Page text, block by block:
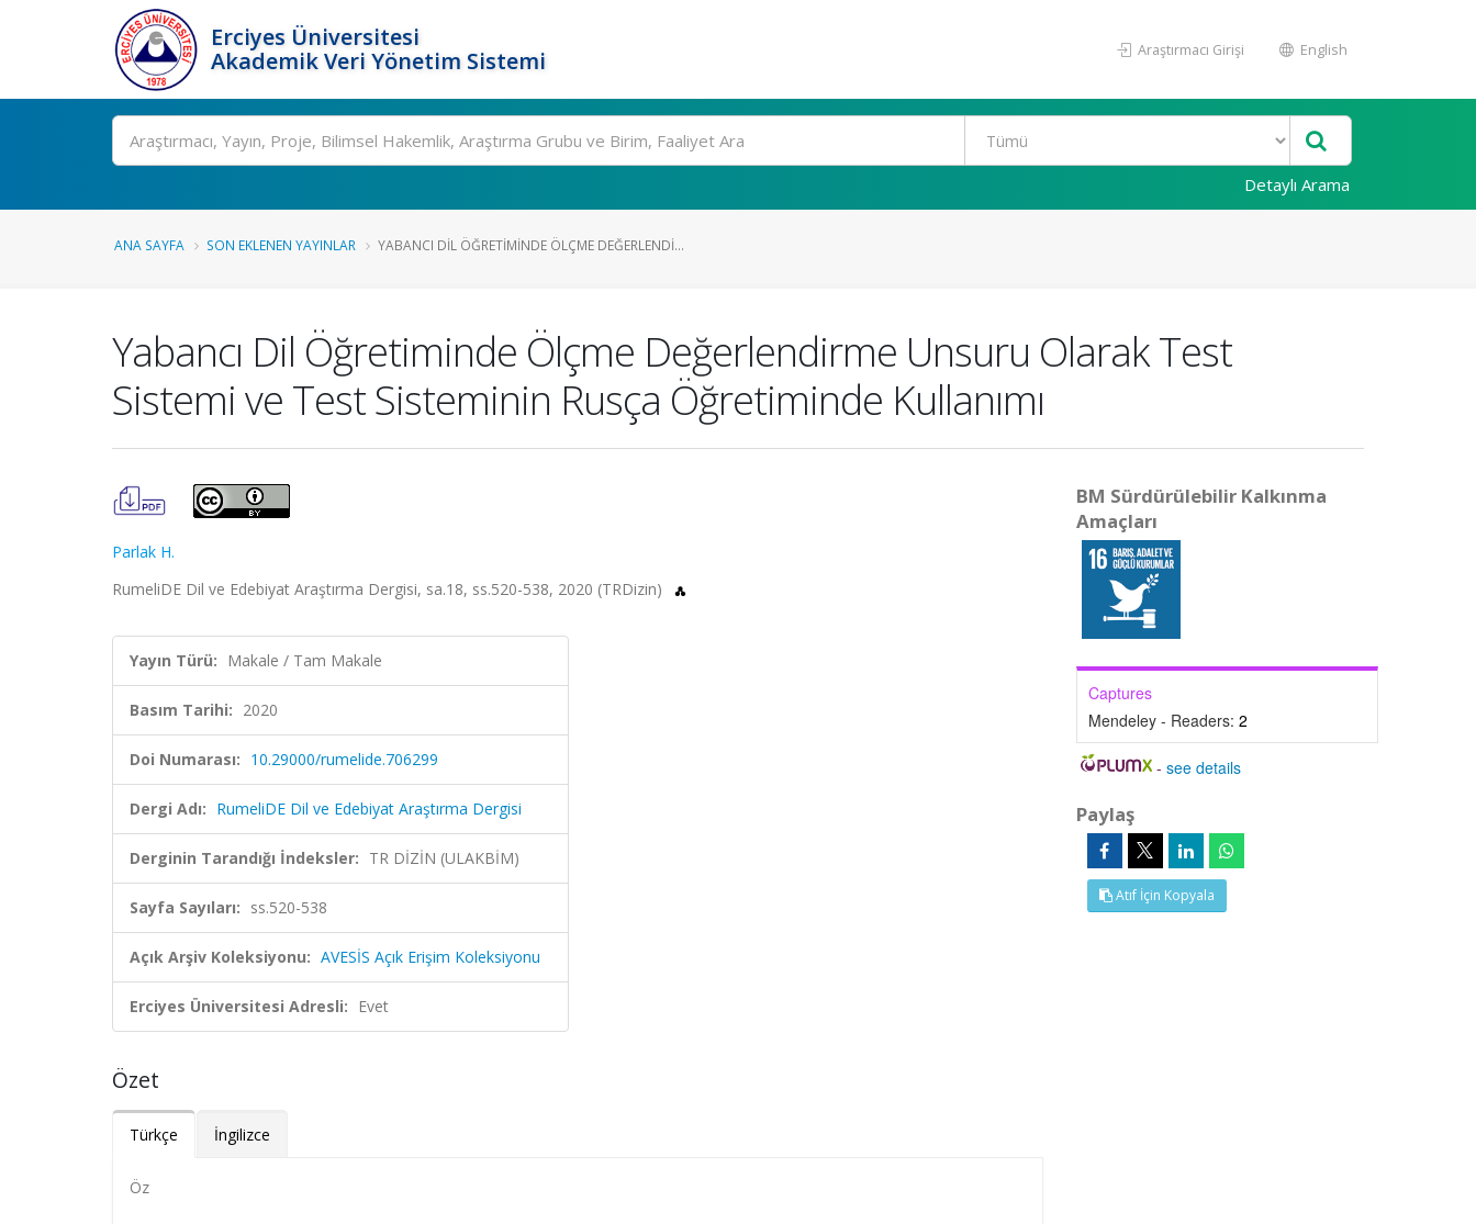
Erciyes Üniversitesi
Akademik Veri Yönetim Sistemi
Araştırmacı Girişi English
Ara
Detaylı Arama
ANA SAYFA SON EKLENEN YAYINLAR YABANCI DIL ÖĞRETIMINDE ÖLÇME DEĞERLENDI...
Yabancı Dil Öğretiminde Ölçme Değerlendirme Unsuru Olarak Test
Sistemi ve Test Sisteminin Rusça Öğretiminde Kullanımı
Parlak H.
RumeliDE Dil ve Edebiyat Araştırma Dergisi, sa.18, ss.520-538, 2020 (TRDizin)
Yayın Türü: Makale / Tam Makale
Basım Tarihi: 2020
Doi Numarası: 10.29000/rumelide.706299
Dergi Adı: RumeliDE Dil ve Edebiyat Araştırma Dergisi
Derginin Tarandığı İndeksler: TR DİZİN (ULAKBİM)
Sayfa Sayıları: ss.520-538
Açık Arşiv Koleksiyonu: AVESİS Açık Erişim Koleksiyonu
Erciyes Üniversitesi Adresli: Evet
Özet
Türkçe İngilizce
Öz
BM Sürdürülebilir Kalkınma
Amaçları
Captures
Mendeley - Readers: 2
-see details
Paylaş
Atıf İçin Kopyala